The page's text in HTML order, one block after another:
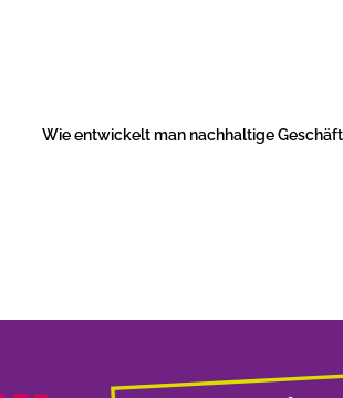
Wie entwickelt man nachhaltige